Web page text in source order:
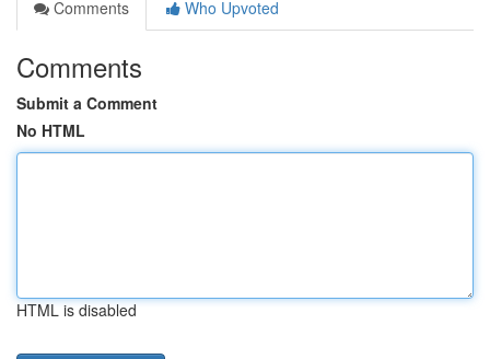
Comments
Who Upvoted
Comments
Submit a Comment
No HTML
HTML is disabled